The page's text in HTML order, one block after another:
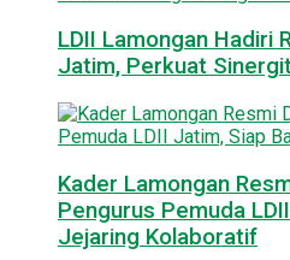
LDII Lamongan Hadiri
Jatim, Perkuat
Kader Lamongan
Pengurus Pemuda
Jejaring Kolaboratif